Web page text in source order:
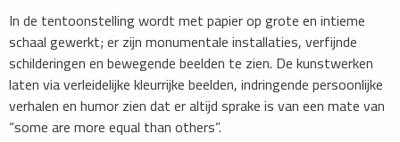
In de tentoonstelling wordt met papier op grote en intieme
schaal gewerkt; er zijn monumentale installaties, verfijnde
schilderingen en bewegende beelden te zien. De kunstwerken
laten via verleidelijke kleurrijke beelden, indringende persoonlijke
verhalen en humor zien dat er altijd sprake is van een mate van
“some are more equal than others”.